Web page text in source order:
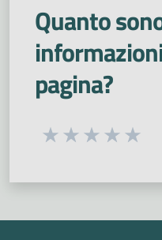
Quanto
pagina?
Seleziona una